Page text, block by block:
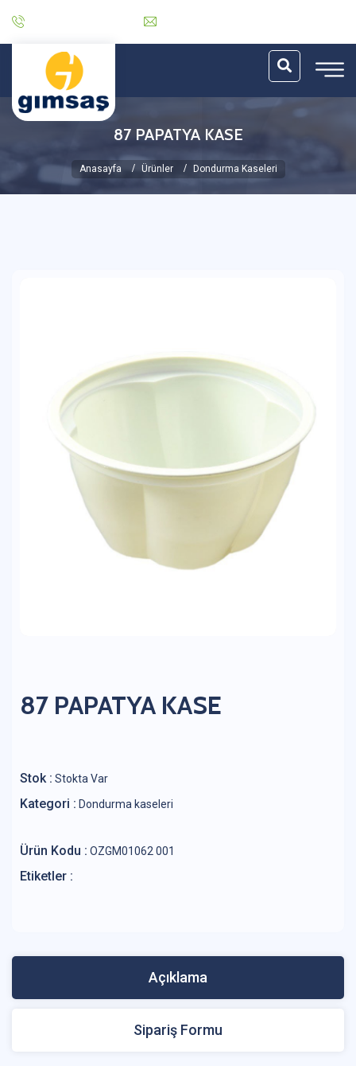
87 PAPATYA KASE
Anasayfa Ürünler Dondurma Kaseleri
87 PAPATYA KASE
Stok : Stokta Var
Kategori : Dondurma kaseleri
Ürün Kodu : OZGM01062 001
Etiketler :
Açıklama
Sipariş Formu